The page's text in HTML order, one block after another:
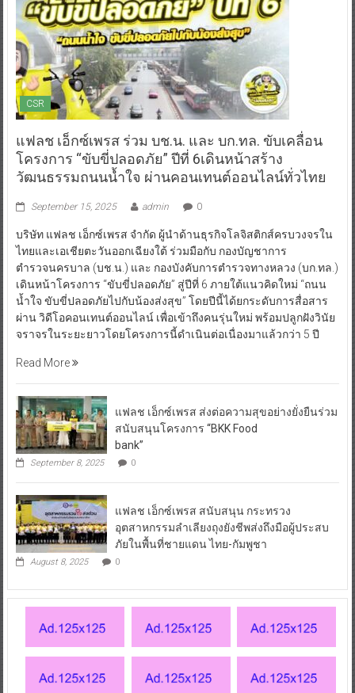
CSR
แฟลช เอ็กซ์เพรส ร่วม บช.น. และ บก.ทล. ขับเคลื่อน
โครงการ “ขับขี่ปลอดภัย” ปีที่ 6เดินหน้าสร้าง
วัฒนธรรมถนนน้ำใจ ผ่านคอนเทนต์ออนไลน์ทั่วไทย
September 15, 2025 admin 0
บริษัท แฟลช เอ็กซ์เพรส จำกัด ผู้นำด้านธุรกิจโลจิสติกส์ครบวงจรใน
ไทยและเอเชียตะวันออกเฉียงใต้ ร่วมมือกับ กองบัญชาการ
ตำรวจนครบาล (บช.น.) และ กองบังคับการตำรวจทางหลวง (บก.ทล.)
เดินหน้าโครงการ “ขับขี่ปลอดภัย” สู่ปีที่ 6 ภายใต้แนวคิดใหม่ “ถนน
น้ำใจ ขับขี่ปลอดภัยไปกับน้องส่งสุข” โดยปีนี้ได้ยกระดับการสื่อสาร
ผ่าน วิดีโอคอนเทนต์ออนไลน์ เพื่อเข้าถึงคนรุ่นใหม่ พร้อมปลูกฝังวินัย
จราจรในระยะยาวโดยโครงการนี้ดำเนินต่อเนื่องมาแล้วกว่า 5 ปี
Read More
แฟลช เอ็กซ์เพรส ส่งต่อความสุขอย่างยั่งยืนร่วม
สนับสนุนโครงการ “BKK Food
bank”
September 8, 2025 0
แฟลช เอ็กซ์เพรส สนับสนุน กระทรวง
อุตสาหกรรมลำเลียงถุงยังชีพส่งถึงมือผู้ประสบ
ภัยในพื้นที่ชายแดน ไทย-กัมพูชา
August 8, 2025 0